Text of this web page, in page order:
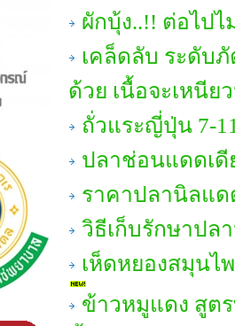
ผักบุ้ง..!! ต่อไป
เคล็ดลับ ระดับ
ด้วย เนื้อจะเหนีย
ถั่วแระญี่ปุ่น 7-
ปลาช่อนแดดเดี
ราคาปลานิลแด
วิธีเก็บรักษาปล
เห็ดหยองสมุนไ
ข้าวหมูแดง สูต